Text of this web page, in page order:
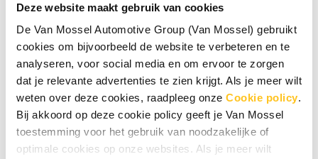
Deze website maakt gebruik van cookies
De Van Mossel Automotive Group (Van Mossel) gebruikt
cookies om bijvoorbeeld de website te verbeteren en te
analyseren, voor social media en om ervoor te zorgen
dat je relevante advertenties te zien krijgt. Als je meer wilt
weten over deze cookies, raadpleeg onze Cookie policy.
Bij akkoord op deze cookie policy geeft je Van Mossel
toestemming voor het gebruik van noodzakelijke of
optimale cookies op onze websites. Als je meer wilt